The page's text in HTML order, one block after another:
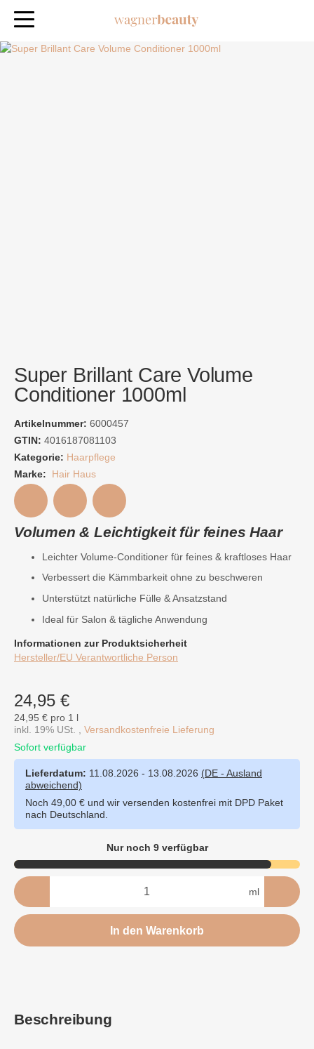
Super Brillant Care Volume
Conditioner 1000ml
Artikelnummer: 6000457
GTIN: 4016187081103
Kategorie: Haarpflege
Marke:
Hair Haus
Volumen & Leichtigkeit für feines Haar
Leichter Volume-Conditioner für feines & kraftloses Haar
Verbessert die Kämmbarkeit ohne zu beschweren
Unterstützt natürliche Fülle & Ansatzstand
Ideal für Salon & tägliche Anwendung
Informationen zur Produktsicherheit
Hersteller/EU Verantwortliche Person
24,95 €
24,95 € pro 1 l
inkl. 19% USt. , Versandkostenfreie Lieferung
Sofort verfügbar
Lieferdatum: 11.08.2026 - 13.08.2026 (DE - Ausland
abweichend)
Noch 49,00 € und wir versenden kostenfrei mit DPD Paket
nach Deutschland.
Nur noch 9 verfügbar
ml
In den Warenkorb
Beschreibung